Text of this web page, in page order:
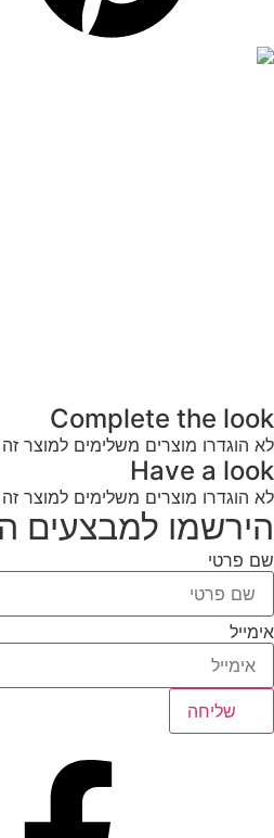
Complete the look
לא הוגדרו מוצרים משלימים למוצר זה
Have a look
לא הוגדרו מוצרים משלימים למוצר זה
הירשמו למבצעים
שם פרטי
אימייל
שליחה